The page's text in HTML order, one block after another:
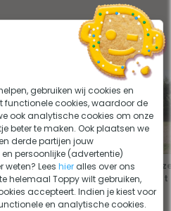
over vaude
Tips van Toppy voor je nieuwe
tent!
Zo
gebruiken wij cookies en
functionele cookies, waardoor de
ook analytische cookies om onze
beter te maken. Ook plaatsen we
derde partijen jouw
persoonlijke (advertentie)
weten? Leeshier alles over ons
helemaal Toppy wilt gebruiken,
accepteert. Indien je kiest voor
en analytische cookies.